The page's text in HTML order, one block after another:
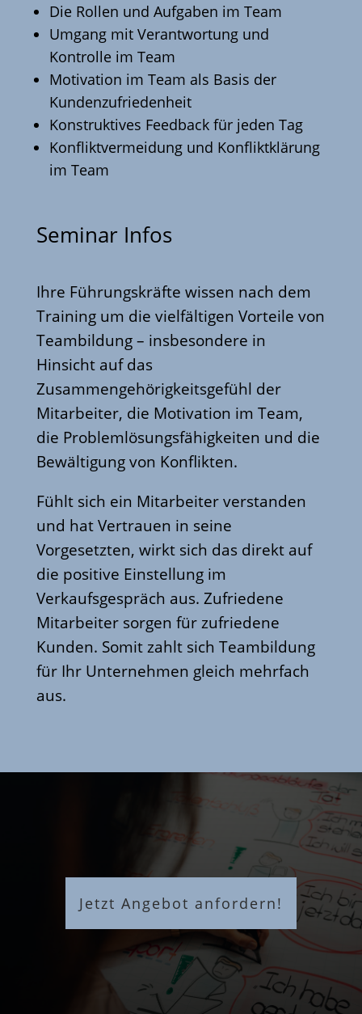
Die Rollen und Aufgaben im Team
Umgang mit Verantwortung und
Kontrolle im Team
Motivation im Team als Basis der
Kundenzufriedenheit
Konstruktives Feedback für jeden Tag
Konfliktvermeidung und Konfliktklärung
im Team
Seminar Infos
Ihre Führungskräfte wissen nach dem
Training um die vielfältigen Vorteile von
Teambildung – insbesondere in
Hinsicht auf das
Zusammengehörigkeitsgefühl der
Mitarbeiter, die Motivation im Team,
die Problemlösungsfähigkeiten und die
Bewältigung von Konflikten.
Fühlt sich ein Mitarbeiter verstanden
und hat Vertrauen in seine
Vorgesetzten, wirkt sich das direkt auf
die positive Einstellung im
Verkaufsgespräch aus. Zufriedene
Mitarbeiter sorgen für zufriedene
Kunden. Somit zahlt sich Teambildung
für Ihr Unternehmen gleich mehrfach
aus.
Jetzt Angebot anfordern!